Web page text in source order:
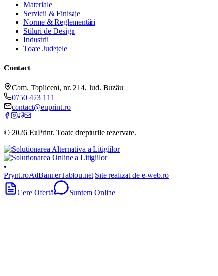
Materiale
Servicii & Finisaje
Norme & Reglementări
Stiluri de Design
Industrii
Toate Județele
Contact
Com. Topliceni, nr. 214, Jud. Buzău
0750 473 111
contact@euprint.ro
© 2026 EuPrint. Toate drepturile rezervate.
•
Prynt.roAdBannerTablou.net|Site realizat de e-web.ro
Cere Ofertă Suntem Online